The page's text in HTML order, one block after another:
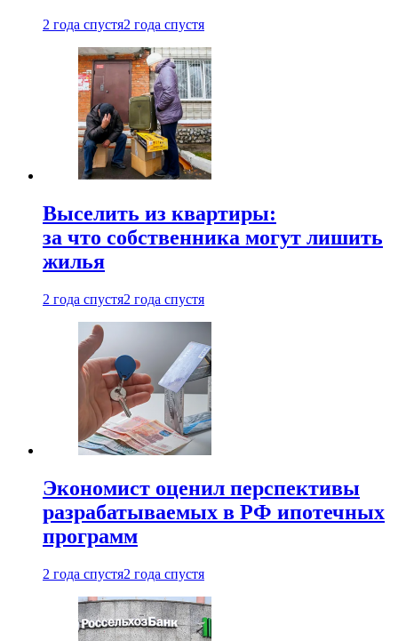
2 года спустя2 года спустя
Выселить из квартиры:
за что собственника могут лишить
жилья
2 года спустя2 года спустя
Экономист оценил перспективы
разрабатываемых в РФ ипотечных
программ
2 года спустя2 года спустя